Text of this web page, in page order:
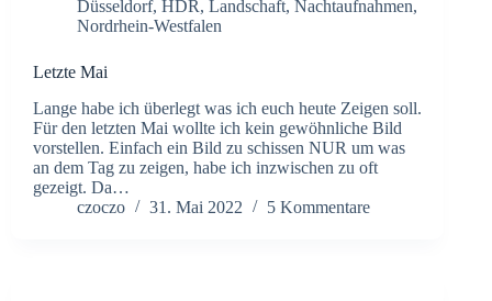
Düsseldorf, HDR, Landschaft, Nachtaufnahmen,
Nordrhein-Westfalen
Letzte Mai
Lange habe ich überlegt was ich euch heute Zeigen soll.
Für den letzten Mai wollte ich kein gewöhnliche Bild
vorstellen. Einfach ein Bild zu schissen NUR um was
an dem Tag zu zeigen, habe ich inzwischen zu oft
gezeigt. Da…
czoczo
31. Mai 2022 5 Kommentare